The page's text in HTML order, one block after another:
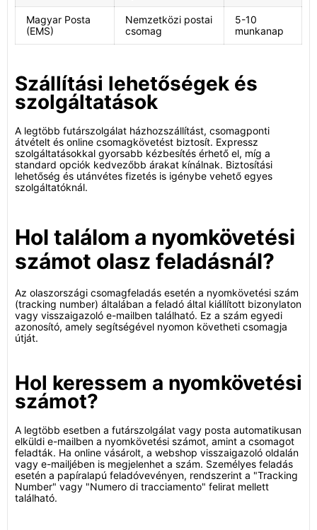
Magyar Posta
(EMS)
Nemzetközi postai
csomag
5-10
munkanap
Szállítási lehetőségek és
szolgáltatások
A legtöbb futárszolgálat házhozszállítást, csomagponti
átvételt és online csomagkövetést biztosít. Expressz
szolgáltatásokkal gyorsabb kézbesítés érhető el, míg a
standard opciók kedvezőbb árakat kínálnak. Biztosítási
lehetőség és utánvétes fizetés is igénybe vehető egyes
szolgáltatóknál.
Hol találom a nyomkövetési
számot olasz feladásnál?
Az olaszországi csomagfeladás esetén a nyomkövetési szám
(tracking number) általában a feladó által kiállított bizonylaton
vagy visszaigazoló e-mailben található. Ez a szám egyedi
azonosító, amely segítségével nyomon követheti csomagja
útját.
Hol keressem a nyomkövetési
számot?
A legtöbb esetben a futárszolgálat vagy posta automatikusan
elküldi e-mailben a nyomkövetési számot, amint a csomagot
feladták. Ha online vásárolt, a webshop visszaigazoló oldalán
vagy e-mailjében is megjelenhet a szám. Személyes feladás
esetén a papíralapú feladóvevényen, rendszerint a "Tracking
Number" vagy "Numero di tracciamento" felirat mellett
található.